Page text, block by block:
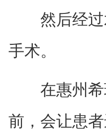
然后经过
手术。
在惠州希
前，会让患